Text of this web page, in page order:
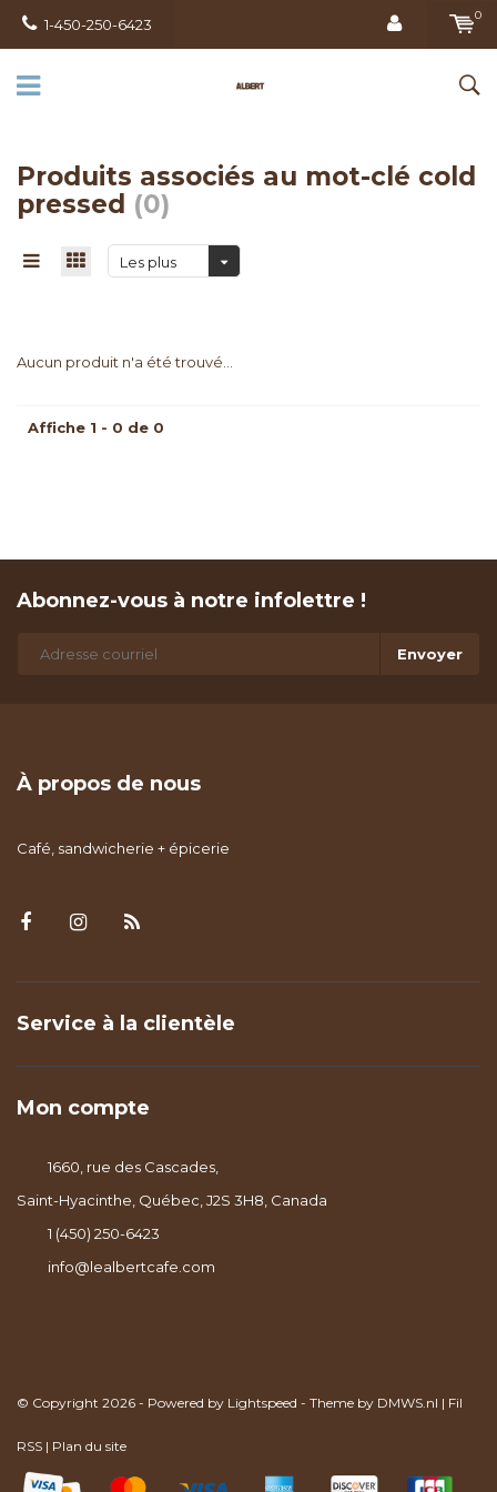
1-450-250-6423
0
Produits associés au mot-clé cold
pressed (0)
Les plus
Aucun produit n'a été trouvé...
Affiche 1 - 0 de 0
Abonnez-vous à notre infolettre !
Envoyer
À propos de nous
Café, sandwicherie + épicerie
Service à la clientèle
Mon compte
1660, rue des Cascades,
Saint-Hyacinthe, Québec, J2S 3H8, Canada
1 (450) 250-6423
info@lealbertcafe.com
© Copyright 2026 - Powered by Lightspeed - Theme by DMWS.nl | Fil
RSS | Plan du site